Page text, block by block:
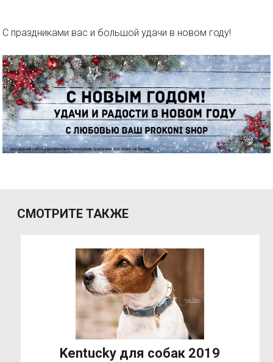
С праздниками вас и большой удачи в новом году!
СМОТРИТЕ ТАКЖЕ
Kentucky для собак 2019